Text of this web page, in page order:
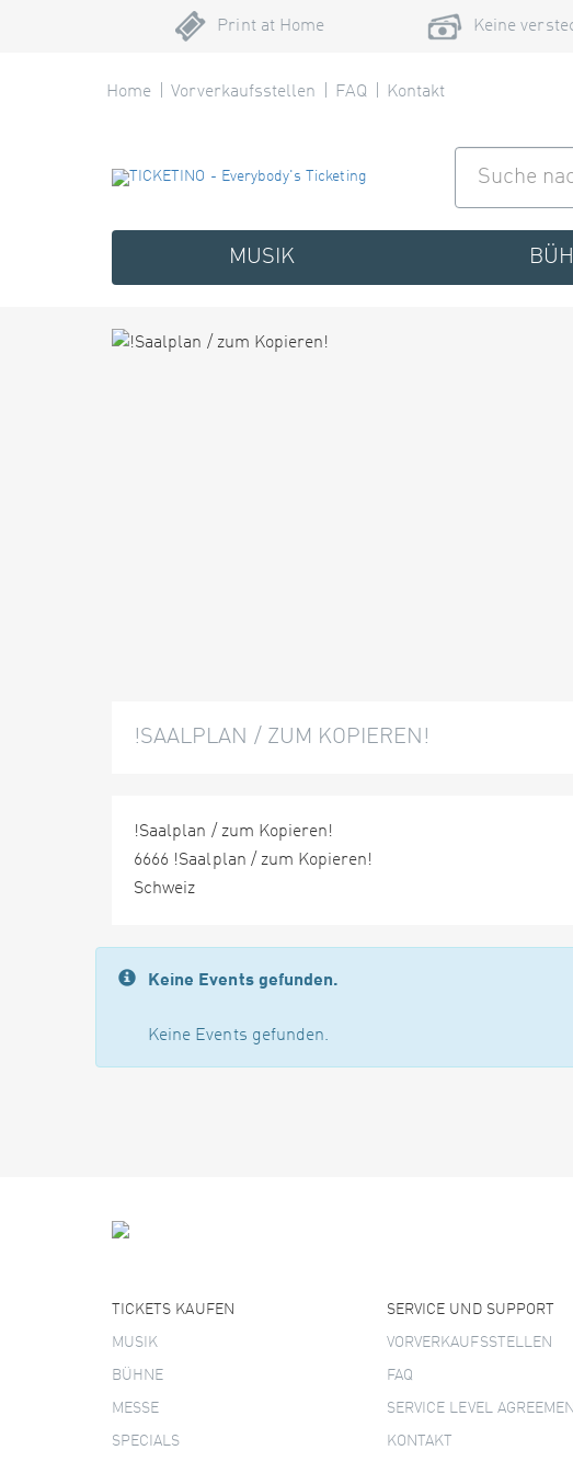
Print at Home Keine
Home Vorverkaufsstellen FAQ Kontakt
MUSIK
!SAALPLAN / ZUM KOPIEREN!
!Saalplan / zum Kopieren!
6666 !Saalplan / zum Kopieren!
Schweiz
Keine Events gefunden.
Keine Events gefunden.
TICKETS KAUFEN
MUSIK
BÜHNE
MESSE
SPECIALS
SERVICE UND SUPPORT
VORVERKAUFSSTELLEN
FAQ
SERVICE LEVEL
KONTAKT